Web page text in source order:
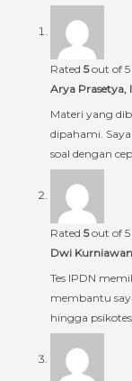
Rated 5out of 5
Arya Prasetya,
Materi yang
dipahami.
soal dengan
Rated 5out of 5
Dwi
Tes IPDN
membantu
hingga